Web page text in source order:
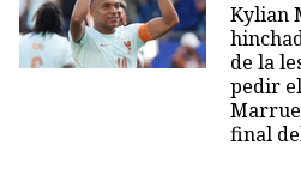
Kylian
de la
pedir
final